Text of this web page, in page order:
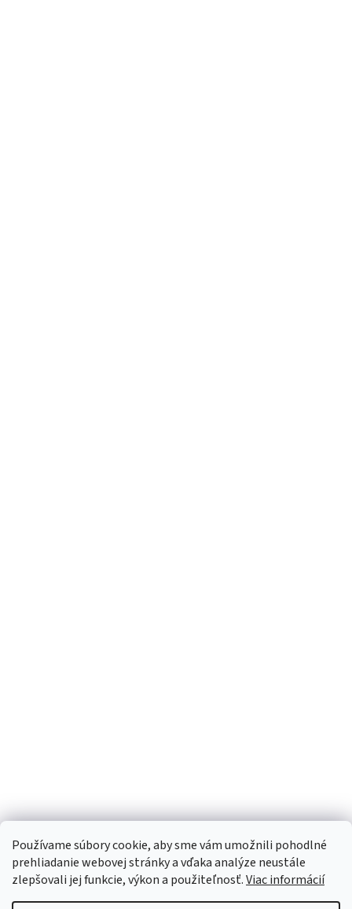
Používame súbory cookie, aby sme vám umožnili pohodlné
prehliadanie webovej stránky a vďaka analýze neustále
zlepšovali jej funkcie, výkon a použiteľnosť.Viac informácií